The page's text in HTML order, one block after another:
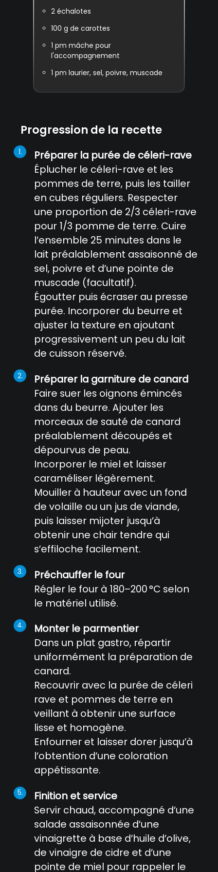
2 échalotes
100 g de carottes
1 pm mâche pour
l'accompagnement
1 pm laurier, sel, poivre, muscade
Progression de la recette
Préparer la purée de céleri-rave
Éplucher le céleri-rave et les
pommes de terre, puis les tailler
en cubes réguliers. Respecter
une proportion de 2/3 céleri-rave
pour 1/3 pomme de terre. Cuire
l’ensemble 25 minutes dans le
lait préalablement assaisonné de
sel, poivre et d’une pointe de
muscade (facultatif).
Égoutter puis écraser au presse
purée. Incorporer du beurre et
ajuster la texture en ajoutant
progressivement un peu du lait
de cuisson réservé.
Préparer la garniture de canard
Faire suer les oignons émincés
dans du beurre. Ajouter les
morceaux de sauté de canard
préalablement découpés et
dépourvus de peau.
Incorporer le miel et laisser
caraméliser légèrement.
Mouiller à hauteur avec un fond
de volaille ou un jus de viande,
puis laisser mijoter jusqu’à
obtenir une chair tendre qui
s’effiloche facilement.
Préchauffer le four
Régler le four à 180–200 °C selon
le matériel utilisé.
Monter le parmentier
Dans un plat gastro, répartir
uniformément la préparation de
canard.
Recouvrir avec la purée de céleri
rave et pommes de terre en
veillant à obtenir une surface
lisse et homogène.
Enfourner et laisser dorer jusqu’à
l’obtention d’une coloration
appétissante.
Finition et service
Servir chaud, accompagné d’une
salade assaisonnée d’une
vinaigrette à base d’huile d’olive,
de vinaigre de cidre et d’une
pointe de miel pour rappeler le